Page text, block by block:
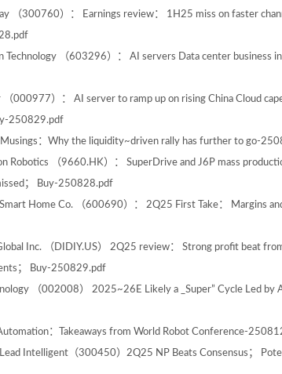
（300760）： Earnings review： 1H25 miss on faster
Technology （603296）： AI servers Data center business
000977）： AI server to ramp up on rising China Cloud
250829.pdf
：Why the liquidity~driven rally has further to go-
Robotics （9660.HK）： SuperDrive and J6P mass
； Buy-250828.pdf
Home Co. （600690）： 2Q25 First Take： Margins
Inc. （DIDIY.US） 2Q25 review： Strong profit beat
； Buy-250829.pdf
（002008） 2025~26E Likely a _Super” Cycle Led by
：Takeaways from World Robot Conference-
Intelligent（300450）2Q25 NP Beats Consensus；